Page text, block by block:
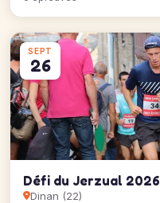
SEPT
26
Défi du Jerzual 2026
Dinan (22)